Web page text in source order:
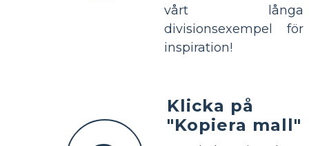
vårt långa
divisionsexempel för
inspiration!
Klicka på
"Kopiera mall"